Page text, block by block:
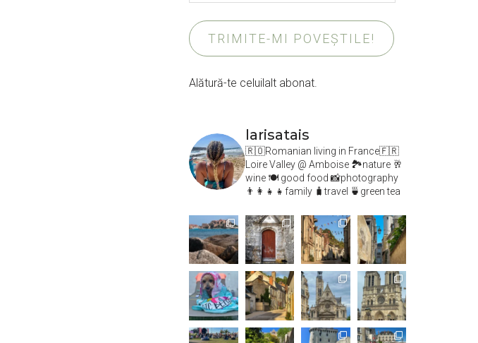
TRIMITE-MI POVEȘTILE!
Alătură-te celuilalt abonat.
larisatais
🇷🇴Romanian living in France🇫🇷
Loire Valley @ Amboise 🏞️nature 🥂
wine 🍽 good food 📸photography
👨‍👩‍👧‍👧family 🧳travel 🍵green tea